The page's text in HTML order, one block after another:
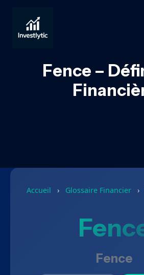
contenu
Fence –
Accueil › Glossaire Financier ›
Fence